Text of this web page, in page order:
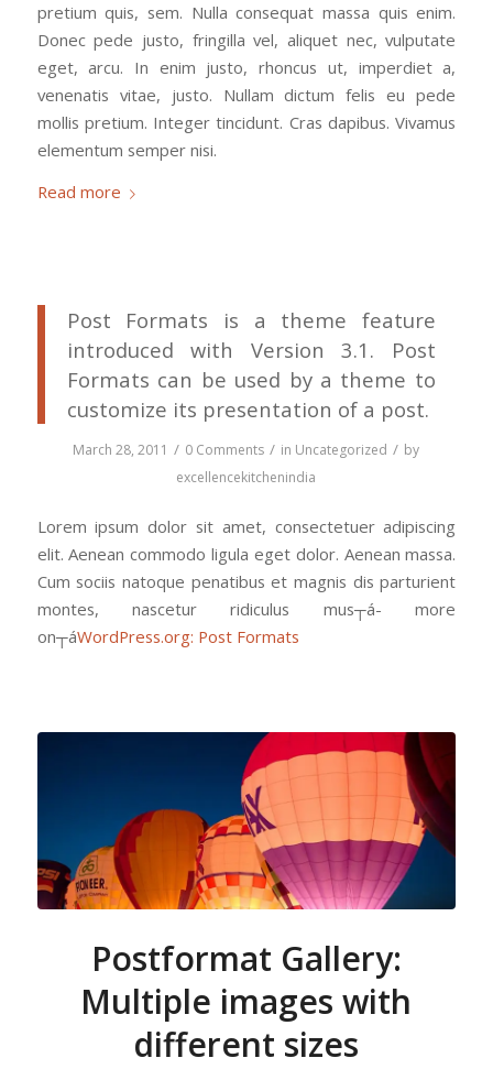
pretium quis, sem. Nulla consequat massa quis enim.
Donec pede justo, fringilla vel, aliquet nec, vulputate
eget, arcu. In enim justo, rhoncus ut, imperdiet a,
venenatis vitae, justo. Nullam dictum felis eu pede
mollis pretium. Integer tincidunt. Cras dapibus. Vivamus
elementum semper nisi.
Read more
Post Formats is a theme feature
introduced with Version 3.1. Post
Formats can be used by a theme to
customize its presentation of a post.
March 28, 2011 / 0 Comments / in Uncategorized / by
excellencekitchenindia
Lorem ipsum dolor sit amet, consectetuer adipiscing
elit. Aenean commodo ligula eget dolor. Aenean massa.
Cum sociis natoque penatibus et magnis dis parturient
montes, nascetur ridiculus mus┬á- more
on┬áWordPress.org: Post Formats
Postformat Gallery:
Multiple images with
different sizes